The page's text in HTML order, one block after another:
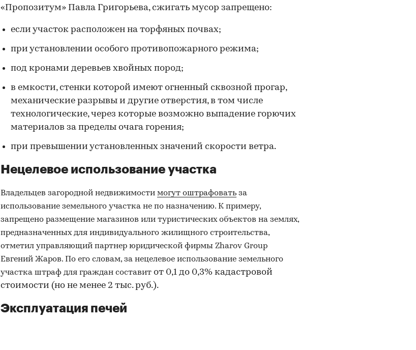
«Пропозитум» Павла Григорьева, сжигать мусор запрещено:
если участок расположен на торфяных почвах;
при установлении особого противопожарного режима;
под кронами деревьев хвойных пород;
в емкости, стенки которой имеют огненный сквозной прогар,
механические разрывы и другие отверстия, в том числе
технологические, через которые возможно выпадение горючих
материалов за пределы очага горения;
при превышении установленных значений скорости ветра.
Нецелевое использование участка
Владельцев загородной недвижимости могут оштрафовать за
использование земельного участка не по назначению. К примеру,
запрещено размещение магазинов или туристических объектов на землях,
предназначенных для индивидуального жилищного строительства,
отметил управляющий партнер юридической фирмы Zharov Group
Евгений Жаров. По его словам, за нецелевое использование земельного
участка штраф для граждан составит от 0,1 до 0,3% кадастровой
стоимости (но не менее 2 тыс. руб.).
Эксплуатация печей